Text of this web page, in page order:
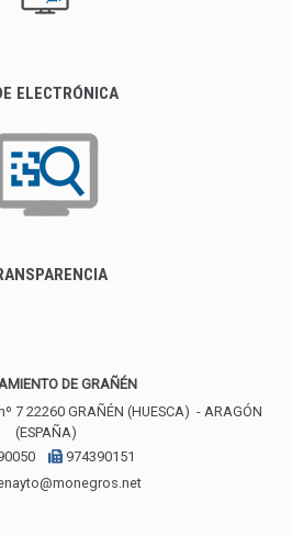
ELECTRÓNICA
DE GRAÑÉN
7 22260 GRAÑÉN (HUESCA) - ARAGÓN
(ESPAÑA)
974390151